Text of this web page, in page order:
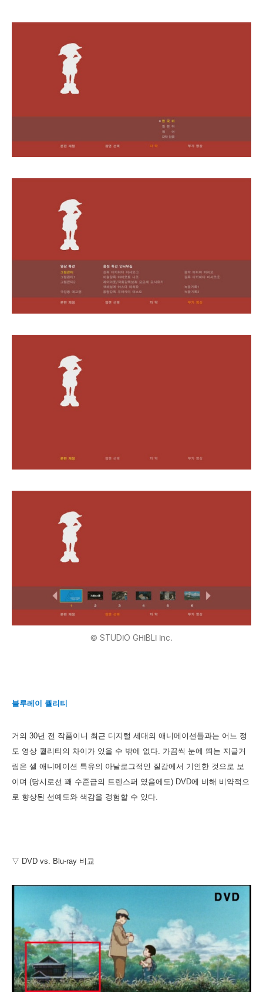
© STUDIO GHIBLI Inc.
블루레이 퀄리티
거의 30년 전 작품이니 최근 디지털 세대의 애니메이션들과는 어느 정
도 영상 퀄리티의 차이가 있을 수 밖에 없다. 가끔씩 눈에 띄는 지글거
림은 셀 애니메이션 특유의 아날로그적인 질감에서 기인한 것으로 보
이며 (당시로선 꽤 수준급의 트렌스퍼 였음에도) DVD에 비해 비약적으
로 향상된 선예도와 색감을 경험할 수 있다.
▽ DVD vs. Blu-ray 비교